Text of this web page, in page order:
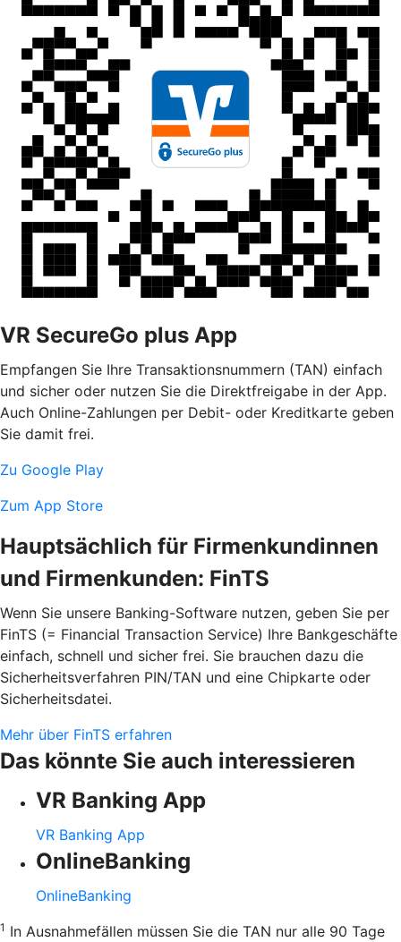
VR SecureGo plus App
Empfangen Sie Ihre Transaktionsnummern (TAN) einfach
und sicher oder nutzen Sie die Direktfreigabe in der App.
Auch Online-Zahlungen per Debit- oder Kreditkarte geben
Sie damit frei.
Zu Google Play
Zum App Store
Hauptsächlich für Firmenkundinnen
und Firmenkunden: FinTS
Wenn Sie unsere Banking-Software nutzen, geben Sie per
FinTS (= Financial Transaction Service) Ihre Bankgeschäfte
einfach, schnell und sicher frei. Sie brauchen dazu die
Sicherheitsverfahren PIN/TAN und eine Chipkarte oder
Sicherheitsdatei.
Mehr über FinTS erfahren
Das könnte Sie auch interessieren
VR Banking App
VR Banking App
OnlineBanking
OnlineBanking
1 In Ausnahmefällen müssen Sie die TAN nur alle 90 Tage